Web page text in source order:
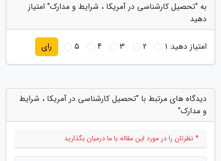
به "تحصیل کارشناسی در آمریکا ، شرایط و مدارک" امتیاز
دهید
امتیاز دهید:1
2
3
4
5 رای
دیدگاه های مرتبط با "تحصیل کارشناسی در آمریکا ، شرایط
و مدارک"
* نظرتان را در مورد این مقاله با ما درمیان بگذارید